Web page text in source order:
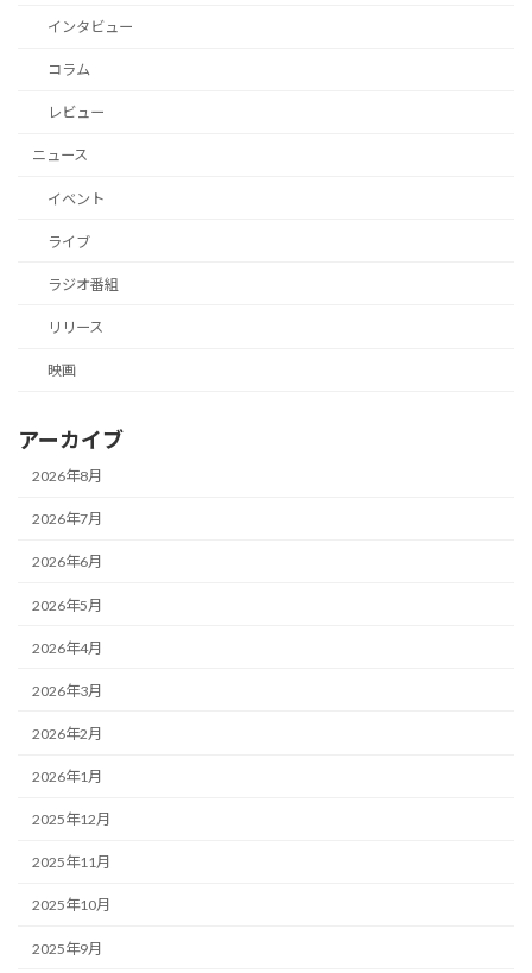
インタビュー
コラム
レビュー
ニュース
イベント
ライブ
ラジオ番組
リリース
映画
アーカイブ
2026年8月
2026年7月
2026年6月
2026年5月
2026年4月
2026年3月
2026年2月
2026年1月
2025年12月
2025年11月
2025年10月
2025年9月